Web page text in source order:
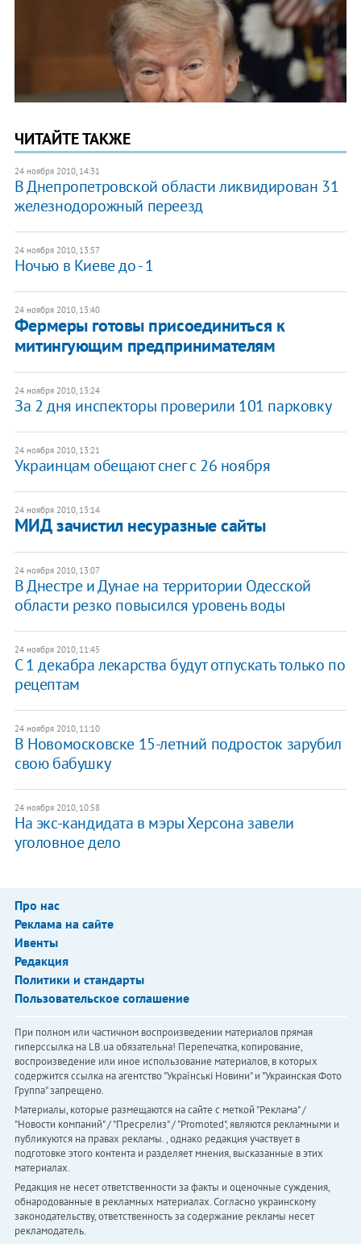
ЧИТАЙТЕ ТАКЖЕ
24 ноября 2010, 14:31
В Днепропетровской области ликвидирован 31
железнодорожный переезд
24 ноября 2010, 13:57
Ночью в Киеве до - 1
24 ноября 2010, 13:40
​Фермеры готовы присоединиться к
митингующим предпринимателям
24 ноября 2010, 13:24
За 2 дня инспекторы проверили 101 парковку
24 ноября 2010, 13:21
​Украинцам обещают снег с 26 ноября
24 ноября 2010, 13:14
МИД зачистил несуразные сайты
24 ноября 2010, 13:07
В Днестре и Дунае на территории Одесской
области резко повысился уровень воды
24 ноября 2010, 11:45
С 1 декабра лекарства будут отпускать только по
рецептам
24 ноября 2010, 11:10
В Новомосковске 15-летний подросток зарубил
свою бабушку
24 ноября 2010, 10:58
На экс-кандидата в мэры Херсона завели
уголовное дело
Про нас
Реклама на сайте
Ивенты
Редакция
Политики и стандарты
Пользовательское соглашение
При полном или частичном воспроизведении материалов прямая
гиперссылка на LB.ua обязательна! Перепечатка, копирование,
воспроизведение или иное использование материалов, в которых
содержится ссылка на агентство "Українськi Новини" и "Украинская Фото
Группа" запрещено.
Материалы, которые размещаются на сайте с меткой "Реклама" /
"Новости компаний" / "Пресрелиз" / "Promoted", являются рекламными и
публикуются на правах рекламы. , однако редакция участвует в
подготовке этого контента и разделяет мнения, высказанные в этих
материалах.
Редакция не несет ответственности за факты и оценочные суждения,
обнародованные в рекламных материалах. Согласно украинскому
законодательству, ответственность за содержание рекламы несет
рекламодатель.